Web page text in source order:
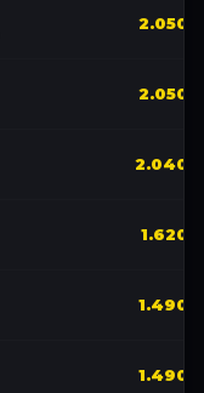
2.050
2.050
2.040
1.620
1.490
1.490